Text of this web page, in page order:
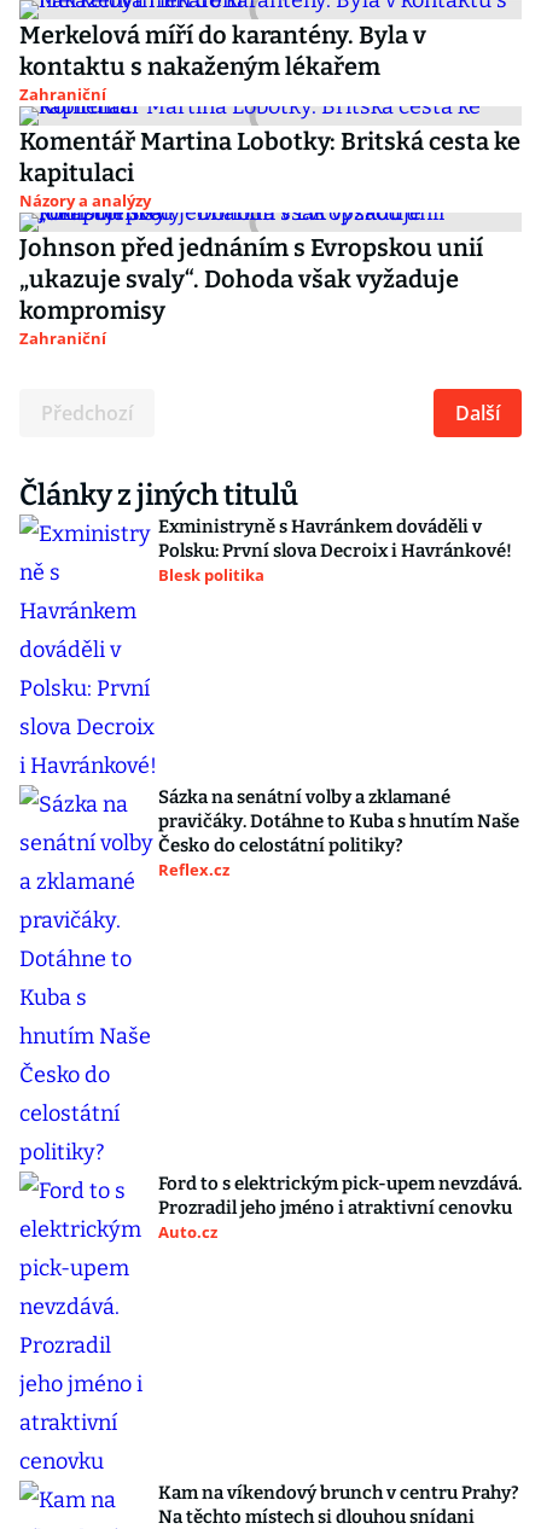
Merkelová míří do karantény. Byla v
kontaktu s nakaženým lékařem
Zahraniční
Komentář Martina Lobotky: Britská cesta ke
kapitulaci
Názory a analýzy
Johnson před jednáním s Evropskou unií
„ukazuje svaly“. Dohoda však vyžaduje
kompromisy
Zahraniční
Předchozí Další
Články z jiných titulů
Exministryně s Havránkem dováděli v
Polsku: První slova Decroix i Havránkové!
Blesk politika
Sázka na senátní volby a zklamané
pravičáky. Dotáhne to Kuba s hnutím Naše
Česko do celostátní politiky?
Reflex.cz
Ford to s elektrickým pick-upem nevzdává.
Prozradil jeho jméno i atraktivní cenovku
Auto.cz
Kam na víkendový brunch v centru Prahy?
Na těchto místech si dlouhou snídani